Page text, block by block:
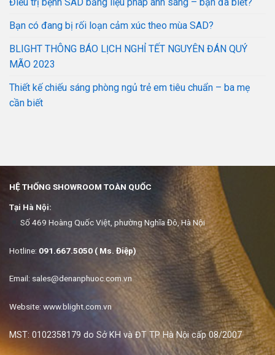
Bạn có đang bị rối loạn cảm xúc theo mùa SAD?
BLIGHT THÔNG BÁO LỊCH NGHỈ TẾT NGUYÊN ĐÁN QUÝ
MÃO 2023
Thiết kế chiếu sáng phòng ngủ trẻ em tiêu chuẩn – ba mẹ
cần biết
HỆ THỐNG SHOWROOM TOÀN QUỐC
Tại Hà Nội:
Số 469 Hoàng Quốc Việt, phường Nghĩa Đô, Hà Nội
Hotline: 091.667.5050 ( Ms. Điệp)
Email: sales@denanphuoc.com.vn
Website: www.blight.com.vn
MST: 0102358179 do Sở KH và ĐT TP Hà Nội cấp 08/2007